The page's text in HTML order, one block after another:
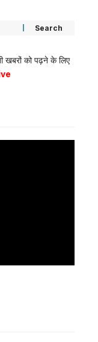
खबरों को पढ़ने के लिए